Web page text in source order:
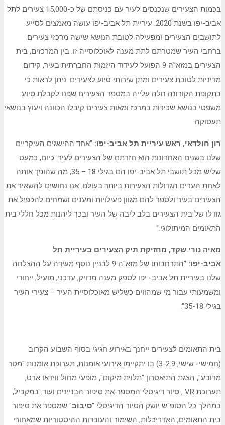
בכמות הצעירים שנכנסים לעיר עם כניסתם של כ-15,000 צעירים לתל
אביב-יפו בשנת 2020. עיריית תל אביב-יפו עושה מאמצים לסייע
לתושבים הצעירים ומפעילה לטובת הנושא שישה מרכזי צעירים
ברחבי העיר שמטרתם לתת מענה לאוכלוסייה זו. בין המרכזים, בית
הצעירים במזא"ה 9 הפועל לעידוד היזמות החברתית בעיר, קידום
מדיניות לטובת צעירים ומתן שירותי סיוע לצעירים. ניתן לראות כי
בתקופת הקורונה חלה עלייה במספר הצעירים שפנו לקבלת סיוע
משפטי בנושא שכירות במרכז ומאות צעירים קיבלו הכוונה ויעוץ בנושאי
תעסוקה.
רון חולדאי, ראש עיריית תל אביב-יפו: "אחד ההישגים העיקריים
שלנו בשנים האחרונות הוא חזרתם של הצעירים לעיר. כיום, כמעט
שליש מכל תושבי תל אביב-יפו הם בגילי 18 – 35, מה שהופך אותה
לאחת הערים הגדולות הצעירות ביותר בעולם. אנו נחושים להשאיר את
הצעירים בעיר ולספר להם מגוון פעילויות ומענים ושמחים להכפיל את
גודלו של בית הצעירים בלב ליבה של העיר ובכך ליהנות מכל חללי בית
התאומים המיתולוגי."
מאיה נורי שקד, מחזיקת תיק הצעירים בעיריית תל
אביב-יפו:
"התרחבותו של מזא"ה 9 לבניין נוסף מעידה על ההצלחה
שלנו בעיריית תל אביב- יפו לספק מענה מדויק, עדכני, מועיל, ייחודי
ומשמעותי עבור מי שמהווים כשליש מאוכלוסיית העיר – צעירי העיר
בגילי 35-18".
בית התאומים לצעירים ייחנך באירוע חגיגי בסוף השבוע הקרוב
(חמישי- שישי, 3-2.9) בו יתקיימו אירועי אומנות, תערוכת אומנות "מטר
מרובע", הצגת התיאטרון "תלוית מיקום", מופעי מחול ווידאו ארט,
תערוכת VR , סיור דיגיטלי המספר את סיפור הבניינים ועוד. במקביל,
במהלך כל הסופ"ש יושק הסיור הדיגיטלי "סיבוב" שמספר את סיפור
בית התאומים, האדריכלות, השימור והעובדות ההיסטוריות שמאחורי